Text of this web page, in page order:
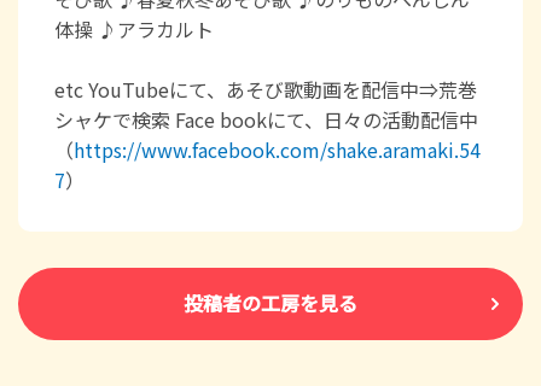
体操 ♪アラカルト
etc YouTubeにて、あそび歌動画を配信中⇒荒巻
シャケで検索 Face bookにて、日々の活動配信中
（https://www.facebook.com/shake.aramaki.54
7）
投稿者の工房を見る